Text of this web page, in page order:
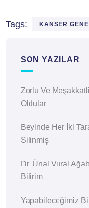
Tags: KANSER
SON YAZILAR
Zorlu Ve
Oldular
Beyinde Her İki
Silinmiş
Dr. Ünal Vural
Bilirim
Yapabileceğimiz